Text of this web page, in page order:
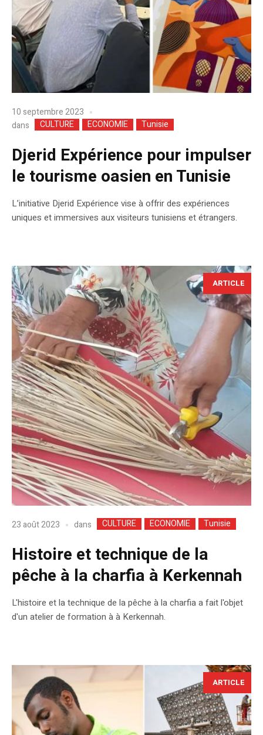
10 septembre 2023
dans
CULTURE ECONOMIE Tunisie
Djerid Expérience pour impulser
le tourisme oasien en Tunisie
L’initiative Djerid Expérience vise à offrir des expériences
uniques et immersives aux visiteurs tunisiens et étrangers.
ARTICLE
23 août 2023 dans CULTURE ECONOMIE Tunisie
Histoire et technique de la
pêche à la charfia à Kerkennah
L'histoire et la technique de la pêche à la charfia a fait l'objet
d'un atelier de formation à à Kerkennah.
ARTICLE